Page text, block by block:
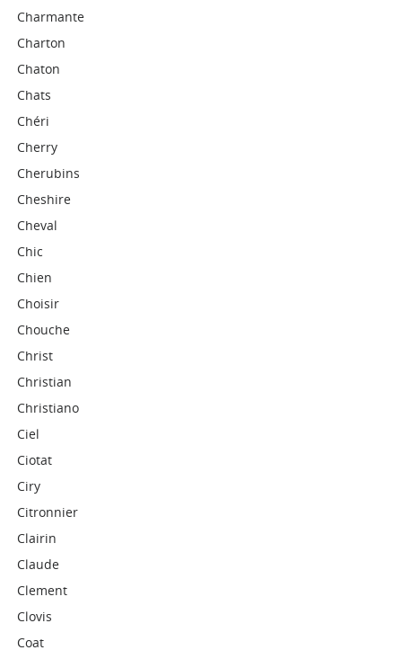
Charmante
Charton
Chaton
Chats
Chéri
Cherry
Cherubins
Cheshire
Cheval
Chic
Chien
Choisir
Chouche
Christ
Christian
Christiano
Ciel
Ciotat
Ciry
Citronnier
Clairin
Claude
Clement
Clovis
Coat